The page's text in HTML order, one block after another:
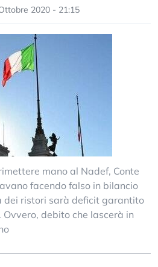
2020 - 21:15
mano al Nadef, Conte
facendo falso in bilancio
dei ristori sarà deficit garantito
debito che lascerà in